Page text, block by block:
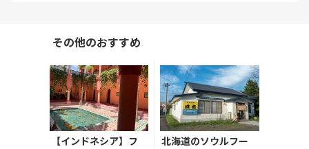
その他のおすすめ
【インドネシア】フ
北海道のソウルフー